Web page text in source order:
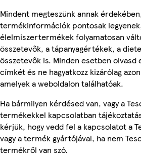
Mindent megteszünk annak
termékinformációk pontosak
élelmiszertermékek folyamatosan
összetevők, a tápanyagértékek, a
összetevők is. Minden esetben
címkét és ne hagyatkozz kizárólag
amelyek a weboldalon találhatóak.
Ha bármilyen kérdésed van, vagy a
termékekkel kapcsolatban
kérjük, hogy vedd fel a kapcsolatot a
vagy a termék gyártójával, ha nem
termékről van szó.